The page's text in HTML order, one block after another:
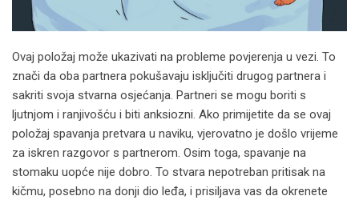
Ovaj položaj može ukazivati ​​na probleme povjerenja u vezi. To
znači da oba partnera pokušavaju isključiti drugog partnera i
sakriti svoja stvarna osjećanja. Partneri se mogu boriti s
ljutnjom i ranjivošću i biti anksiozni. Ako primijetite da se ovaj
položaj spavanja pretvara u naviku, vjerovatno je došlo vrijeme
za iskren razgovor s partnerom. Osim toga, spavanje na
stomaku uopće nije dobro. To stvara nepotreban pritisak na
kičmu, posebno na donji dio leđa, i prisiljava vas da okrenete